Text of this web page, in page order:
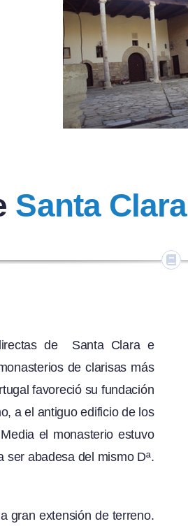
Santa Clara
de Santa Clara e
de clarisas más
favoreció su fundación
a el antiguo edificio de los
el monasterio estuvo
ser abadesa del mismo Dª.
gran extensión de terreno.